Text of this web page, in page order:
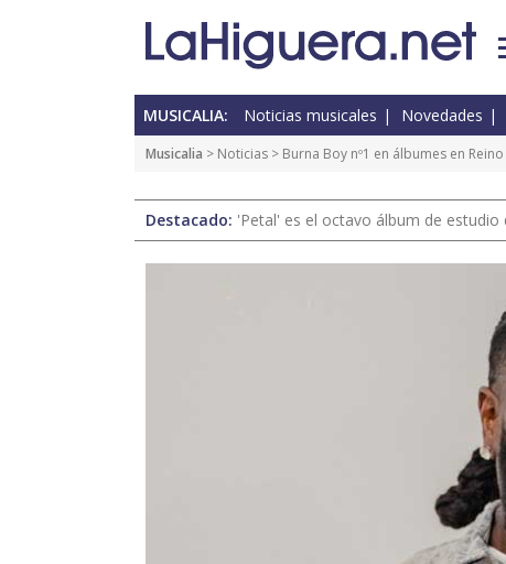
MUSICALIA: Noticias musicales Novedades
Musicalia > Noticias > Burna Boy nº1 en álbumes en
Destacado: 'Petal' es el octavo álbum de estudio